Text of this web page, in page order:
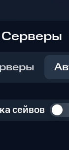
Серверы
сейвов